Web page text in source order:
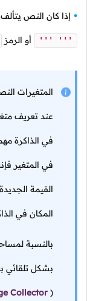
إذا كان النص
''' ''' أو الرمز
المتغيرات
عند تعريف
في الذاكرة
في المتغير
القيمة
المكان في
بالنسبة
بشكل تلقائي
(
Collector